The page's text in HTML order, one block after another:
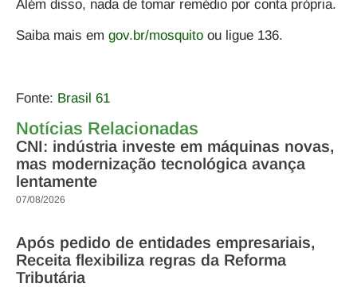
Além disso, nada de tomar remédio por conta própria.
Saiba mais em gov.br/mosquito ou ligue 136.
Fonte: Brasil 61
Notícias Relacionadas
CNI: indústria investe em máquinas novas,
mas modernização tecnológica avança
lentamente
07/08/2026
Após pedido de entidades empresariais,
Receita flexibiliza regras da Reforma
Tributária